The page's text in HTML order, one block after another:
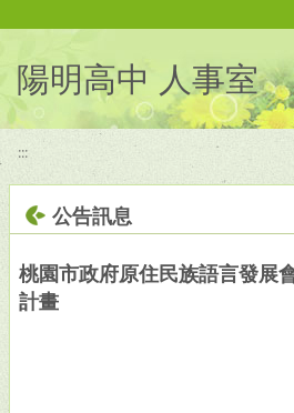
陽明高中 人事室
:::
公告訊息
桃園市政府原住民族語言發展
計畫